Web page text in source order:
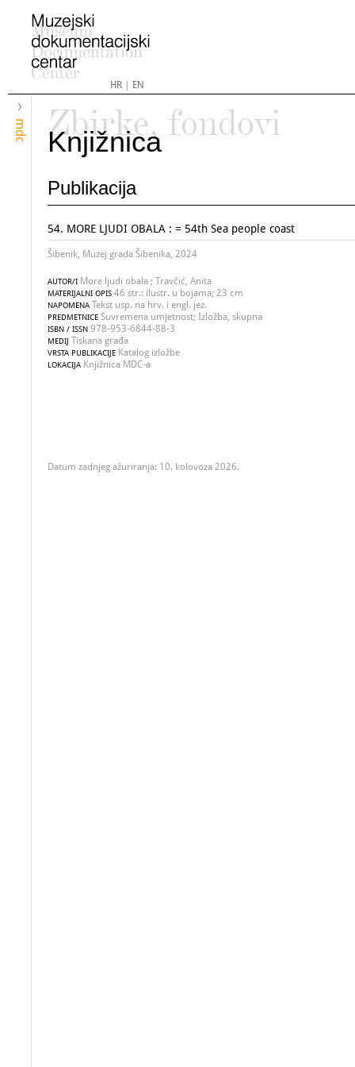
HR| EN
mdc
Zbirke, fondovi
Knjižnica
Publikacija
54. MORE LJUDI OBALA : = 54th Sea people coast
Šibenik, Muzej grada Šibenika, 2024
AUTOR/I More ljudi obala ; Travčić, Anita
MATERIJALNI OPIS 46 str.: ilustr. u bojama; 23 cm
NAPOMENA Tekst usp. na hrv. i engl. jez.
PREDMETNICE Suvremena umjetnost; Izložba, skupna
ISBN / ISSN 978-953-6844-88-3
MEDIJ Tiskana građa
VRSTA PUBLIKACIJE Katalog izložbe
LOKACIJA Knjižnica MDC-a
Datum zadnjeg ažuriranja: 10. kolovoza 2026.